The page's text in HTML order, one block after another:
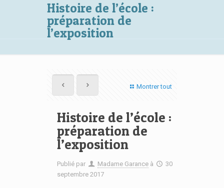
Histoire de l’école :
préparation de
l’exposition
Montrer tout
Histoire de l’école :
préparation de
l’exposition
Publié par Madame Garance à
30
septembre 2017